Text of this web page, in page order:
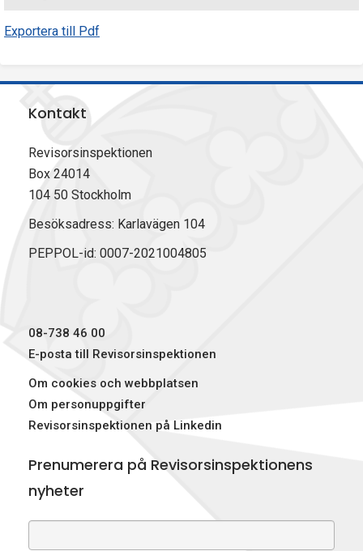
n
e
Exportera till Pdf
Kontakt
Revisorsinspektionen
Box 24014
104 50 Stockholm
Besöksadress: Karlavägen 104
PEPPOL-id: 0007-2021004805
08-738 46 00
E-posta till Revisorsinspektionen
Om cookies och webbplatsen
Om personuppgifter
Revisorsinspektionen på Linkedin
Prenumerera på Revisorsinspektionens
nyheter